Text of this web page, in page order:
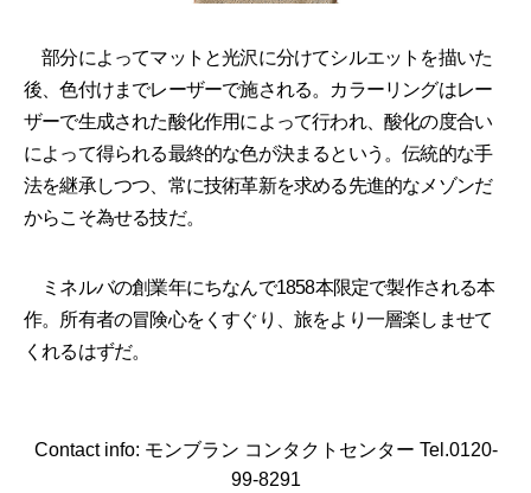
部分によってマットと光沢に分けてシルエットを描いた
後、色付けまでレーザーで施される。カラーリングはレー
ザーで生成された酸化作用によって行われ、酸化の度合い
によって得られる最終的な色が決まるという。伝統的な手
法を継承しつつ、常に技術革新を求める先進的なメゾンだ
からこそ為せる技だ。
ミネルバの創業年にちなんで1858本限定で製作される本
作。所有者の冒険心をくすぐり、旅をより一層楽しませて
くれるはずだ。
Contact info: モンブラン コンタクトセンター Tel.0120-
99-8291